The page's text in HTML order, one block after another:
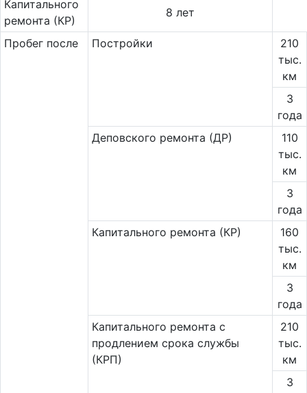
Капитального
ремонта (КР)
8 лет
Пробег после Постройки
210
тыс.
км
3
года
Деповского ремонта (ДР)
110
тыс.
км
3
года
Капитального ремонта (КР)
160
тыс.
км
3
года
Капитального ремонта с
продлением срока службы
(КРП)
210
тыс.
км
3